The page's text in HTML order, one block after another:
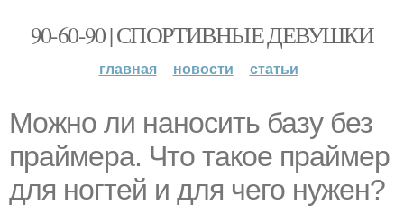
90-60-90 | СПОРТИВНЫЕ ДЕВУШКИ
главная новости статьи
Можно ли наносить базу без
праймера. Что такое праймер
для ногтей и для чего нужен?